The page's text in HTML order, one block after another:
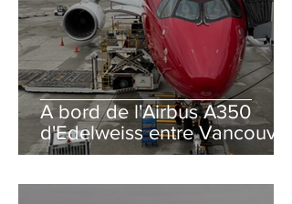
A bord de l'Airbus A350
d'Edelweiss entre Vancouver
et Zurich